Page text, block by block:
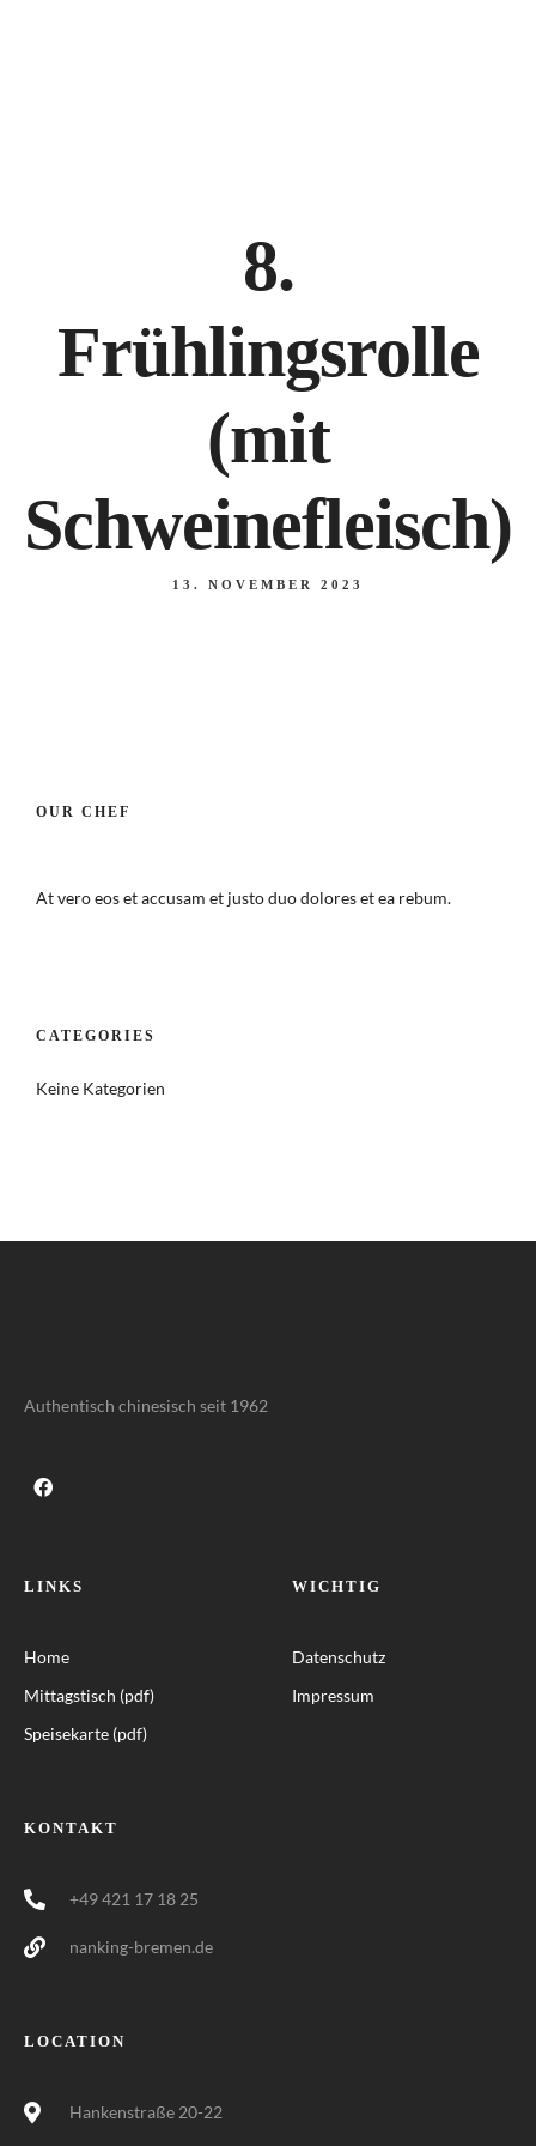
8.
Frühlingsrolle
(mit
Schweinefleisch)
13. NOVEMBER 2023
OUR CHEF
At vero eos et accusam et justo duo dolores et ea rebum.
CATEGORIES
Keine Kategorien
Authentisch chinesisch seit 1962
LINKS
Home
Mittagstisch (pdf)
Speisekarte (pdf)
WICHTIG
Datenschutz
Impressum
KONTAKT
+49 421 17 18 25
nanking-bremen.de
LOCATION
Hankenstraße 20-22